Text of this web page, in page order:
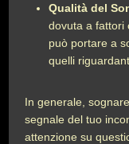
Qualità del
dovuta a fattori
può portare a
quelli
In generale,
segnale del tuo
attenzione su